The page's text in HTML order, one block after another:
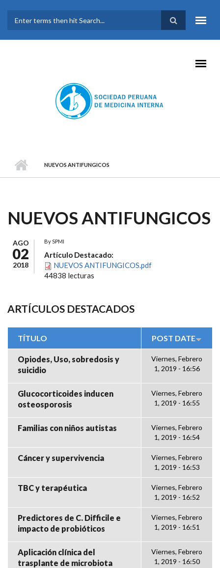
FORMULARIO DE
BÚSQUEDA
NUEVOS ANTIFUNGICOS
NUEVOS ANTIFUNGICOS
AGO
02
2018
BySPMI
Artículo Destacado:
NUEVOS ANTIFUNGICOS.pdf
44838 lecturas
ARTÍCULOS DESTACADOS
TÍTULO POST DATE
Opiodes, Uso, sobredosis y
suicidio
Viernes, Febrero
1, 2019 - 16:56
Glucocorticoides inducen
osteosporosis
Viernes, Febrero
1, 2019 - 16:55
Familias con niños autistas
Viernes, Febrero
1, 2019 - 16:54
Cáncer y supervivencia
Viernes, Febrero
1, 2019 - 16:53
TBC y terapéutica
Viernes, Febrero
1, 2019 - 16:52
Predictores de C. Difficile e
impacto de probióticos
Viernes, Febrero
1, 2019 - 16:51
Aplicación clínica del
trasplante de microbiota
Viernes, Febrero
1, 2019 - 16:50